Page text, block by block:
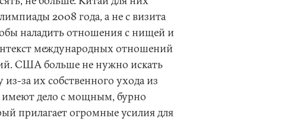
2008 года, а не с визита
наладить отношения с нищей и
международных отношений
США больше не нужно искать
за их собственного ухода из
имеют дело с мощным, бурно
прилагает огромные усилия для